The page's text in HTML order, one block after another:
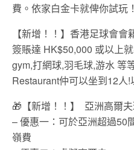
費。依家白金卡就俾你試玩！
【新增！！】香港足球會
簽賬達 HK$50,000 或以上
gym,打網球,羽毛球,游水 等
Restaurant仲可以坐到12人
🎁【新增！！】 亞洲高爾
– 優惠一：可於亞洲超過50
嶺費